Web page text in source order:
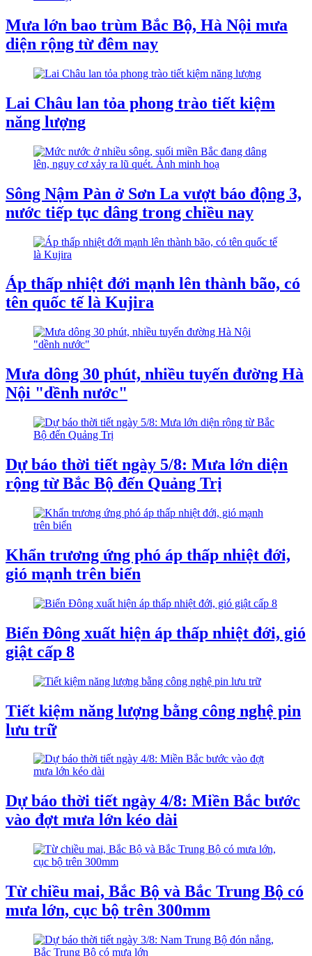
Mưa lớn bao trùm Bắc Bộ, Hà Nội mưa
diện rộng từ đêm nay
Lai Châu lan tỏa phong trào tiết kiệm
năng lượng
Sông Nậm Pàn ở Sơn La vượt báo động 3,
nước tiếp tục dâng trong chiều nay
Áp thấp nhiệt đới mạnh lên thành bão, có
tên quốc tế là Kujira
Mưa dông 30 phút, nhiều tuyến đường Hà
Nội "dềnh nước"
Dự báo thời tiết ngày 5/8: Mưa lớn diện
rộng từ Bắc Bộ đến Quảng Trị
Khẩn trương ứng phó áp thấp nhiệt đới,
gió mạnh trên biển
Biển Đông xuất hiện áp thấp nhiệt đới, gió
giật cấp 8
Tiết kiệm năng lượng bằng công nghệ pin
lưu trữ
Dự báo thời tiết ngày 4/8: Miền Bắc bước
vào đợt mưa lớn kéo dài
Từ chiều mai, Bắc Bộ và Bắc Trung Bộ có
mưa lớn, cục bộ trên 300mm